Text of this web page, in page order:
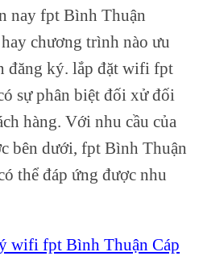
nay fpt Bình Thuận
chương trình nào ưu
đăng ký. lắp đặt wifi fpt
sự phân biệt đối xử đối
hàng. Với nhu cầu của
bên dưới, fpt Bình Thuận
thể đáp ứng được nhu
wifi fpt Bình Thuận Cáp